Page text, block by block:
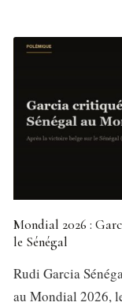
Mondial 2026 :
le Sénégal
Rudi Garcia
au Mondial 2026,